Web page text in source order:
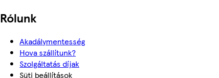
Rólunk
Akadálymentesség
Hova szállítunk?
Szolgáltatás díjak
Süti beállítások